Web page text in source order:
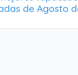
de Agosto